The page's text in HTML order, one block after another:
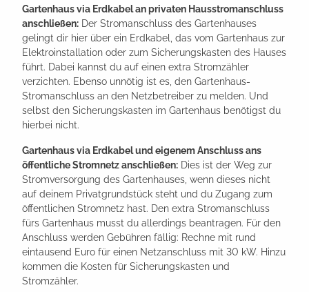
Gartenhaus via Erdkabel an privaten Hausstromanschluss
anschließen: Der Stromanschluss des Gartenhauses
gelingt dir hier über ein Erdkabel, das vom Gartenhaus zur
Elektroinstallation oder zum Sicherungskasten des Hauses
führt. Dabei kannst du auf einen extra Stromzähler
verzichten. Ebenso unnötig ist es, den Gartenhaus-
Stromanschluss an den Netzbetreiber zu melden. Und
selbst den Sicherungskasten im Gartenhaus benötigst du
hierbei nicht.
Gartenhaus via Erdkabel und eigenem Anschluss ans
öffentliche Stromnetz anschließen: Dies ist der Weg zur
Stromversorgung des Gartenhauses, wenn dieses nicht
auf deinem Privatgrundstück steht und du Zugang zum
öffentlichen Stromnetz hast. Den extra Stromanschluss
fürs Gartenhaus musst du allerdings beantragen. Für den
Anschluss werden Gebühren fällig: Rechne mit rund
eintausend Euro für einen Netzanschluss mit 30 kW. Hinzu
kommen die Kosten für Sicherungskasten und
Stromzähler.